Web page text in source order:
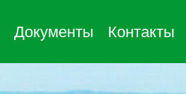
Документы Контакты